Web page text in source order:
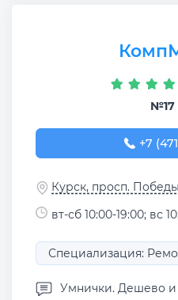
№17
+7
+7
Курск, просп.
вт-сб 10:00-19:00; вс
Специализация:
Умнички. Дешево и